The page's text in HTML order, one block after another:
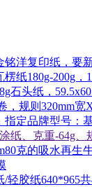
铭洋复印纸，要
楞纸180g-200g，
石头纸，
，规则320mm宽
指定品牌型号：
纸、克重-64g、
克的吸水再生
/轻胶纸640*965